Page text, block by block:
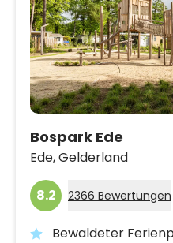
Bospark Ede
Ede,Gelderland
8.2 2366 Bewertungen
Bewaldeter